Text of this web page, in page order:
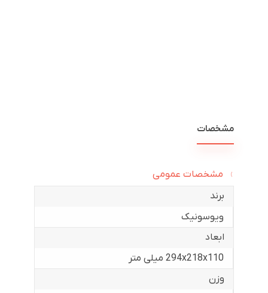
مشخصات
مشخصات عمومی
برند
ویوسونیک
ابعاد
294x218x110 میلی متر
وزن